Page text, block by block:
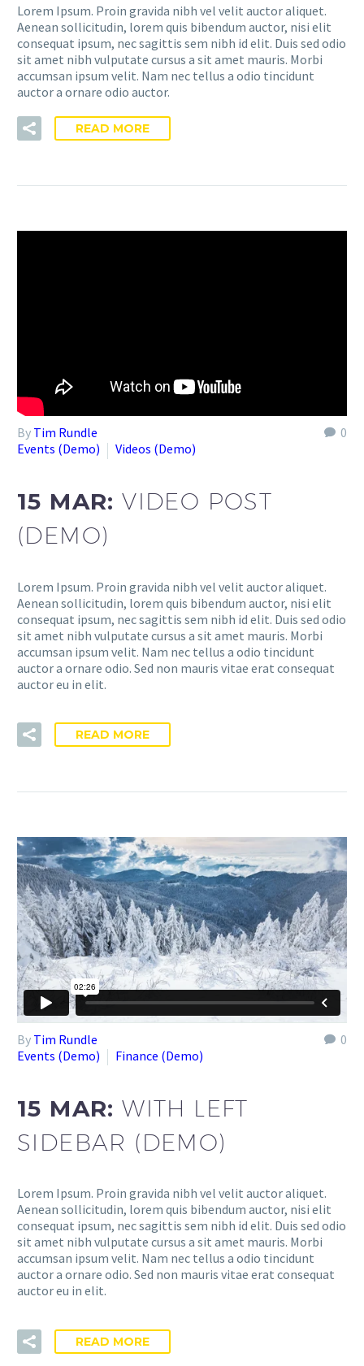
Lorem Ipsum. Proin gravida nibh vel velit auctor aliquet.
Aenean sollicitudin, lorem quis bibendum auctor, nisi elit
consequat ipsum, nec sagittis sem nibh id elit. Duis sed odio
sit amet nibh vulputate cursus a sit amet mauris. Morbi
accumsan ipsum velit. Nam nec tellus a odio tincidunt
auctor a ornare odio auctor.
READ MORE
0
By Tim Rundle
Events (Demo)
Videos (Demo)
15 MAR:VIDEO POST
(DEMO)
Lorem Ipsum. Proin gravida nibh vel velit auctor aliquet.
Aenean sollicitudin, lorem quis bibendum auctor, nisi elit
consequat ipsum, nec sagittis sem nibh id elit. Duis sed odio
sit amet nibh vulputate cursus a sit amet mauris. Morbi
accumsan ipsum velit. Nam nec tellus a odio tincidunt
auctor a ornare odio. Sed non mauris vitae erat consequat
auctor eu in elit.
READ MORE
0
By Tim Rundle
Events (Demo)
Finance (Demo)
15 MAR:WITH LEFT
SIDEBAR (DEMO)
Lorem Ipsum. Proin gravida nibh vel velit auctor aliquet.
Aenean sollicitudin, lorem quis bibendum auctor, nisi elit
consequat ipsum, nec sagittis sem nibh id elit. Duis sed odio
sit amet nibh vulputate cursus a sit amet mauris. Morbi
accumsan ipsum velit. Nam nec tellus a odio tincidunt
auctor a ornare odio. Sed non mauris vitae erat consequat
auctor eu in elit.
READ MORE